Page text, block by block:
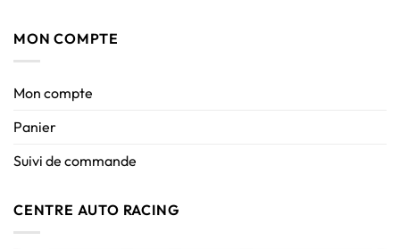
MON COMPTE
Mon compte
Panier
Suivi de commande
CENTRE AUTO RACING